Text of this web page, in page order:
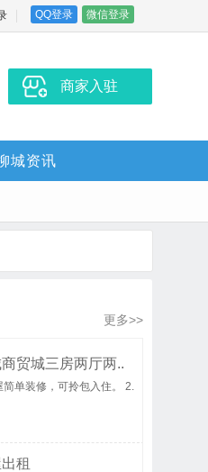
QQ登录 微信登录
商家入驻
城资讯
更多>>
贸城三房两厅两..
简单装修，可拎包入住。 2.
租